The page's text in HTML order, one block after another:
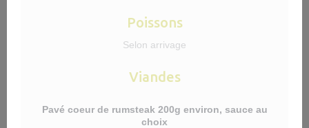
Poissons
Selon arrivage
Viandes
Pavé coeur de rumsteak 200g environ, sauce au
choix